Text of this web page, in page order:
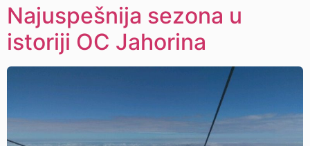
Najuspešnija sezona u
istoriji OC Jahorina